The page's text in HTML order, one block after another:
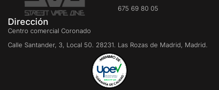
675 69 80 05
Dirección
Centro comercial Coronado
Calle Santander, 3, Local 50. 28231. Las Rozas de Madrid, Madrid.